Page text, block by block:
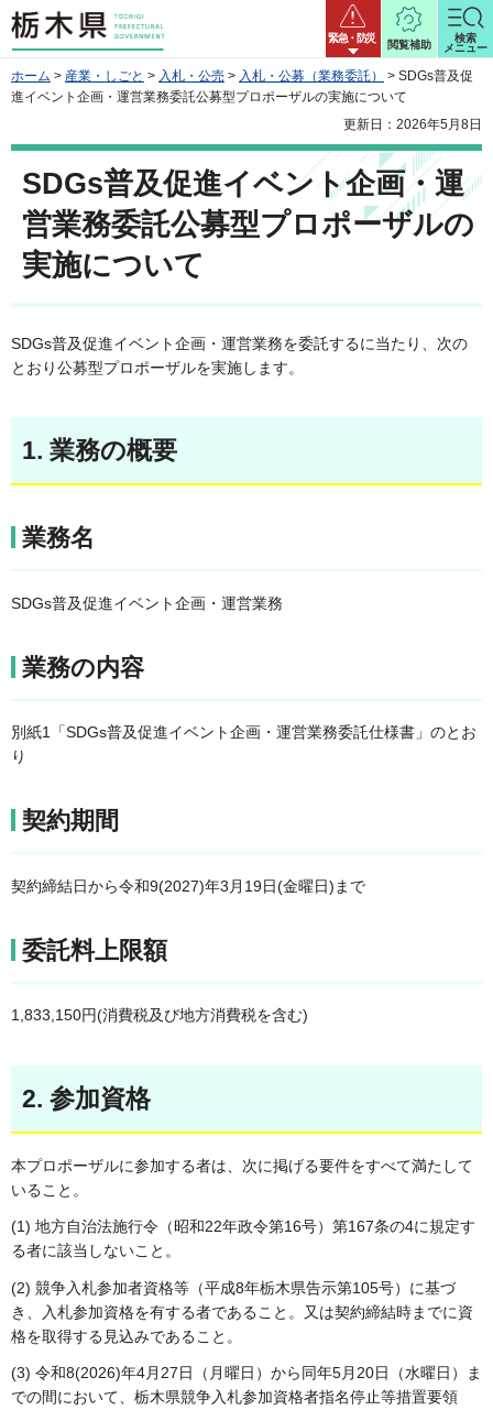
栃木県 緊急・防災
閲覧補助
検索
メニュー
ホーム > 産業・しごと > 入札・公売 > 入札・公募（業務委託）
> SDGs普及促
進イベント企画・運営業務委託公募型プロポーザルの実施について
更新日：2026年5月8日
SDGs普及促進イベント企画・運
営業務委託公募型プロポーザルの
実施について
SDGs普及促進イベント企画・運営業務を委託するに当たり、次の
とおり公募型プロポーザルを実施します。
1. 業務の概要
業務名
SDGs普及促進イベント企画・運営業務
業務の内容
別紙1「SDGs普及促進イベント企画・運営業務委託仕様書」のとお
り
契約期間
契約締結日から令和9(2027)年3月19日(金曜日)まで
委託料上限額
1,833,150円(消費税及び地方消費税を含む)
2. 参加資格
本プロポーザルに参加する者は、次に掲げる要件をすべて満たして
いること。
(1) 地方自治法施行令（昭和22年政令第16号）第167条の4に規定す
る者に該当しないこと。
(2) 競争入札参加者資格等（平成8年栃木県告示第105号）に基づ
き、入札参加資格を有する者であること。又は契約締結時までに資
格を取得する見込みであること。
(3) 令和8(2026)年4月27日（月曜日）から同年5月20日（水曜日）ま
での間において、栃木県競争入札参加資格者指名停止等措置要領